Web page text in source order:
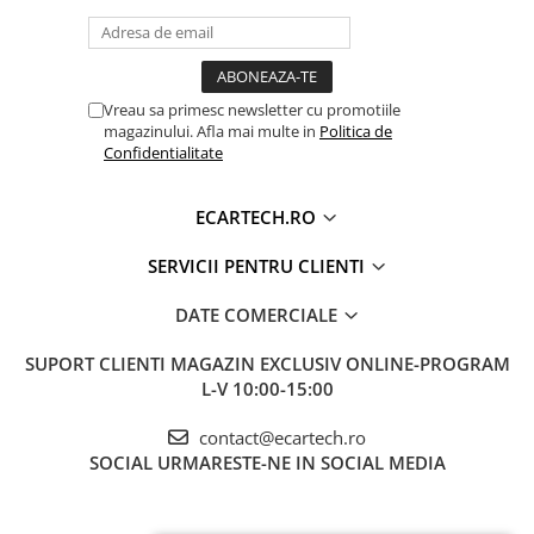
Invertoare auto
Lumini Ambientale
Cabluri Audio
Pompe transfer
Echipamente service auto
Chei si truse chei
CONECTIVITATE
HOTSPOT TELEFON WIFI+ SLOT
CARTELA SIM 4G
ANDROID
WIRELESS DA
DA
AGENDA TELEFON, CONVORBIRI
TOUCHSCREEN HD CAPACITIV,
REGLABILA
DA
Vreau sa primesc newsletter cu promotiile
magazinului. Afla mai multe in Politica de
Confidentialitate
ECARTECH.RO
SERVICII PENTRU CLIENTI
DATE COMERCIALE
SUPORT CLIENTI MAGAZIN EXCLUSIV ONLINE-PROGRAM
L-V 10:00-15:00
contact@ecartech.ro
SOCIAL URMARESTE-NE IN SOCIAL MEDIA